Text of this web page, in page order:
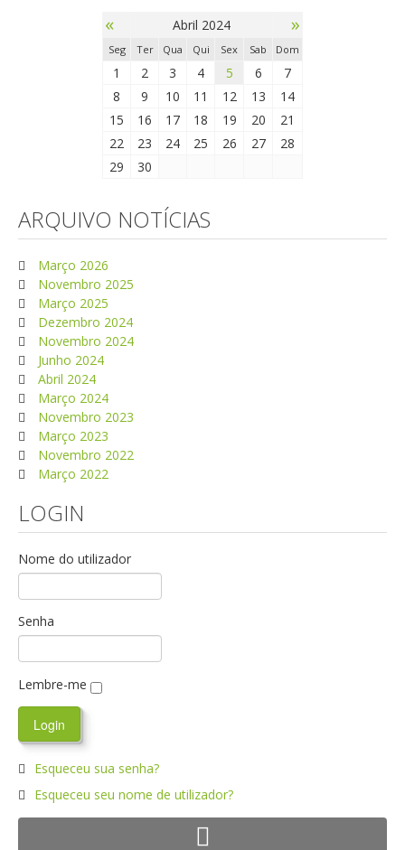
« Abril 2024 »
Seg Ter Qua Qui Sex Sab Dom
1 2 3 4 5 6
7
8
9 10 11 12 13
14
15
16 17 18 19 20
21
22
23 24 25 26 27
28
29
30
ARQUIVO NOTÍCIAS
Março 2026
Novembro 2025
Março 2025
Dezembro 2024
Novembro 2024
Junho 2024
Abril 2024
Março 2024
Novembro 2023
Março 2023
Novembro 2022
Março 2022
LOGIN
Nome do utilizador
Senha
Lembre-me
Esqueceu sua senha?
Esqueceu seu nome de utilizador?